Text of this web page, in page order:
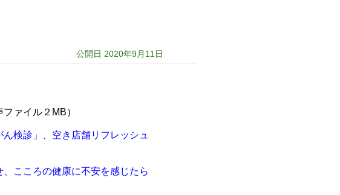
公開日 2020年9月11日
ファイル２MB）
検診」、空き店舗リフレッシュ
こころの健康に不安を感じたら